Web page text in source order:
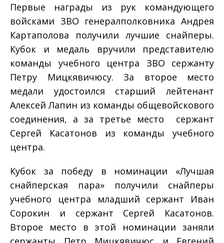
Первые награды из рук командующего
войсками ЗВО генерал­полковника Андрея
Картаполова получили лучшие снайперы.
Кубок и медаль вручили представителю
команды учебного центра ЗВО сержанту
Петру Мицкявичюсу. За второе место
медали удостоился старший лейтенант
Алексей Лапин из команды общевойскового
соединения, а за третье место ­ сержант
Сергей Касатонов из команды учебного
центра.
Кубок за победу в номинации «Лучшая
снайперская пара» получили снайперы
учебного центра младший сержант Иван
Сорокин и сержант Сергей Касатонов.
Второе место в этой номинации заняли